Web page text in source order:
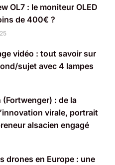
OL7 : le moniteur OLED
de 400€ ?
vidéo : tout savoir sur
sujet avec 4 lampes
(Fortwenger) : de la
virale, portrait
alsacien engagé
drones en Europe : une